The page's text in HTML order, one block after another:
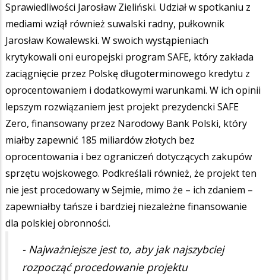
Sprawiedliwości Jarosław Zieliński. Udział w spotkaniu z
mediami wziął również suwalski radny, pułkownik
Jarosław Kowalewski. W swoich wystąpieniach
krytykowali oni europejski program SAFE, który zakłada
zaciągnięcie przez Polskę długoterminowego kredytu z
oprocentowaniem i dodatkowymi warunkami. W ich opinii
lepszym rozwiązaniem jest projekt prezydencki SAFE
Zero, finansowany przez Narodowy Bank Polski, który
miałby zapewnić 185 miliardów złotych bez
oprocentowania i bez ograniczeń dotyczących zakupów
sprzętu wojskowego. Podkreślali również, że projekt ten
nie jest procedowany w Sejmie, mimo że – ich zdaniem –
zapewniałby tańsze i bardziej niezależne finansowanie
dla polskiej obronności.
- Najważniejsze jest to, aby jak najszybciej
rozpocząć procedowanie projektu